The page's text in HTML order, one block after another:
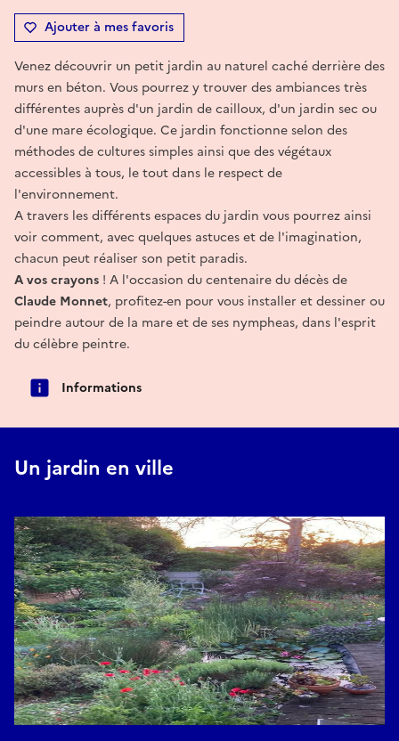
Ajouter à mes favoris
Venez découvrir un petit jardin au naturel caché derrière des
murs en béton. Vous pourrez y trouver des ambiances très
différentes auprès d'un jardin de cailloux, d'un jardin sec ou
d'une mare écologique. Ce jardin fonctionne selon des
méthodes de cultures simples ainsi que des végétaux
accessibles à tous, le tout dans le respect de
l'environnement.
A travers les différents espaces du jardin vous pourrez ainsi
voir comment, avec quelques astuces et de l'imagination,
chacun peut réaliser son petit paradis.
A vos crayons ! A l'occasion du centenaire du décès de
Claude Monnet, profitez-en pour vous installer et dessiner ou
peindre autour de la mare et de ses nympheas, dans l'esprit
du célèbre peintre.
Informations
Un jardin en ville